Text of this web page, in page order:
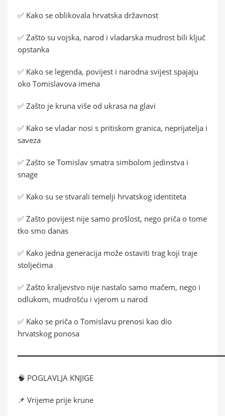
✅ Kako se oblikovala hrvatska državnost
✅ Zašto su vojska, narod i vladarska mudrost bili ključ
opstanka
✅ Kako se legenda, povijest i narodna svijest spajaju
oko Tomislavova imena
✅ Zašto je kruna više od ukrasa na glavi
✅ Kako se vladar nosi s pritiskom granica, neprijatelja i
saveza
✅ Zašto se Tomislav smatra simbolom jedinstva i
snage
✅ Kako su se stvarali temelji hrvatskog identiteta
✅ Zašto povijest nije samo prošlost, nego priča o tome
tko smo danas
✅ Kako jedna generacija može ostaviti trag koji traje
stoljećima
✅ Zašto kraljevstvo nije nastalo samo mačem, nego i
odlukom, mudrošću i vjerom u narod
✅ Kako se priča o Tomislavu prenosi kao dio
hrvatskog ponosa
🧠 POGLAVLJA KNJIGE
📌 Vrijeme prije krune